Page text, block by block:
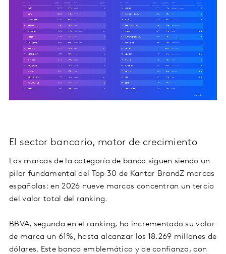
El sector bancario, motor de crecimiento
Las marcas de la categoría de banca siguen siendo un
pilar fundamental del Top 30 de Kantar BrandZ marcas
españolas: en 2026 nueve marcas concentran un tercio
del valor total del ranking.
BBVA, segunda en el ranking, ha incrementado su valor
de marca un 61%, hasta alcanzar los 18.269 millones de
dólares. Este banco emblemático y de confianza, con